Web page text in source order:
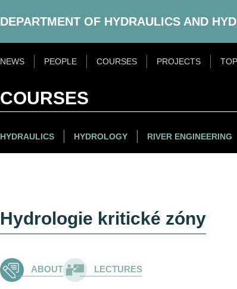
DEPARTMENT OF HYDRAULICS AND
NEWS PEOPLE COURSES PROJECTS
COURSES
HYDRAULICS HYDROLOGY RIVER ENGINEERING
Hydrologie kritické zóny
ABOUT LECTURES